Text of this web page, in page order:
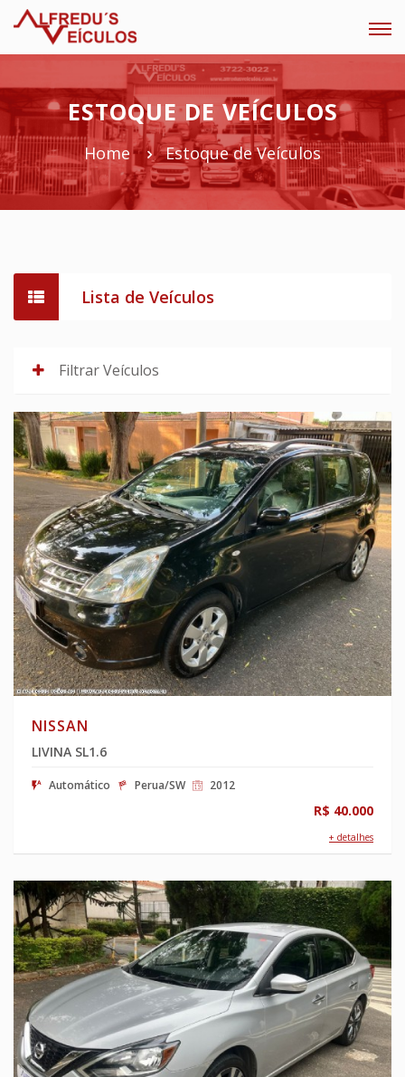
ESTOQUE DE VEÍCULOS
Home Estoque de Veículos
Lista de Veículos
Filtrar Veículos
NISSAN
LIVINA SL1.6
Automático Perua/SW 2012
R$ 40.000
+ detalhes